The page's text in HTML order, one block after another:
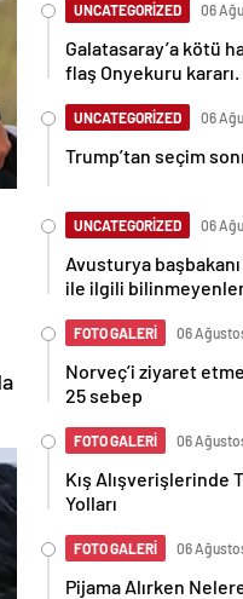
UNCATEGORİZED 06
Galatasaray’a kötü
flaş Onyekuru kararı.
UNCATEGORİZED 06
Trump’tan seçim
UNCATEGORİZED 06
Avusturya
ile ilgili
FOTO GALERİ 06
Norveç’i ziyaret
25 sebep
FOTO GALERİ 06
Kış Alışverişlerinde
Yolları
FOTO GALERİ 06
Pijama Alırken